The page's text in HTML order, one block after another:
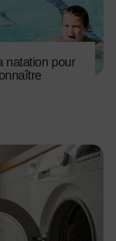
natation pour